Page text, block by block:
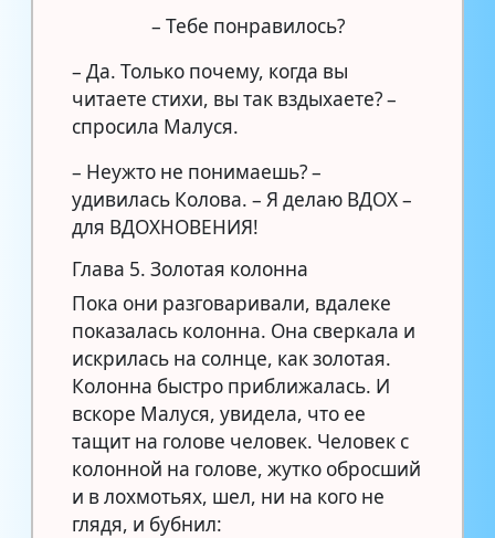
– Тебе понравилось?
– Да. Только почему, когда вы
читаете стихи, вы так вздыхаете? –
спросила Малуся.
– Неужто не понимаешь? –
удивилась Колова. – Я делаю ВДОХ –
для ВДОХНОВЕНИЯ!
Глава 5. Золотая колонна
Пока они разговаривали, вдалеке
показалась колонна. Она сверкала и
искрилась на солнце, как золотая.
Колонна быстро приближалась. И
вскоре Малуся, увидела, что ее
тащит на голове человек. Человек с
колонной на голове, жутко обросший
и в лохмотьях, шел, ни на кого не
глядя, и бубнил: